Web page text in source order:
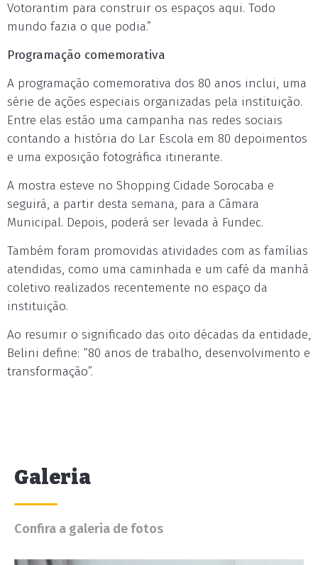
Votorantim para construir os espaços aqui. Todo
mundo fazia o que podia.”
Programação comemorativa
A programação comemorativa dos 80 anos inclui, uma
série de ações especiais organizadas pela instituição.
Entre elas estão uma campanha nas redes sociais
contando a história do Lar Escola em 80 depoimentos
e uma exposição fotográfica itinerante.
A mostra esteve no Shopping Cidade Sorocaba e
seguirá, a partir desta semana, para a Câmara
Municipal. Depois, poderá ser levada à Fundec.
Também foram promovidas atividades com as famílias
atendidas, como uma caminhada e um café da manhã
coletivo realizados recentemente no espaço da
instituição.
Ao resumir o significado das oito décadas da entidade,
Belini define: “80 anos de trabalho, desenvolvimento e
transformação”.
Galeria
Confira a galeria de fotos